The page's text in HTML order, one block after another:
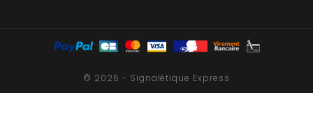
© 2026 - Signalétique Express